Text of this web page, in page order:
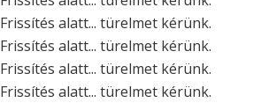
Frissítés alatt... türelmet kérünk.
Frissítés alatt... türelmet kérünk.
Frissítés alatt... türelmet kérünk.
Frissítés alatt... türelmet kérünk.